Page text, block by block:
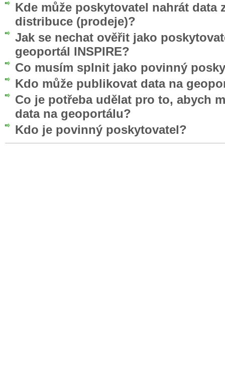
Kde může poskytovatel nahrát data
distribuce (prodeje)?
Jak se nechat ověřit jako
geoportál INSPIRE?
Co musím splnit jako povinný
Kdo může publikovat data na
Co je potřeba udělat pro to, abych
data na geoportálu?
Kdo je povinný poskytovatel?